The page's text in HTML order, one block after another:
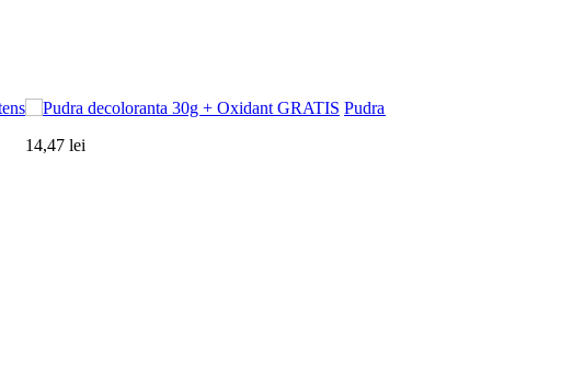
Pudra decoloranta 30g +
14,47 lei